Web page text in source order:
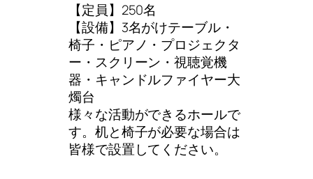
【定員】250名
【設備】3名がけテーブル・
椅子・ピアノ・プロジェクタ
ー・スクリーン・視聴覚機
器・キャンドルファイヤー大
燭台
様々な活動ができるホールで
す。机と椅子が必要な場合は
皆様で設置してください。